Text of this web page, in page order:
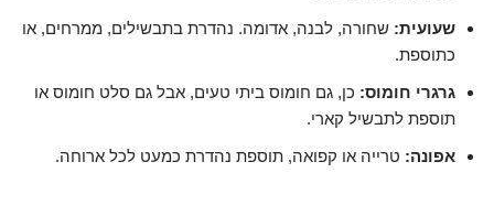
שעועית: שחורה, לבנה, אדומה. נהדרת בתבשילים, ממרחים, או
כתוספת.
גרגרי חומוס: כן, גם חומוס ביתי טעים, אבל גם סלט חומוס או
תוספת לתבשיל קארי.
אפונה: טרייה או קפואה, תוספת נהדרת כמעט לכל ארוחה.